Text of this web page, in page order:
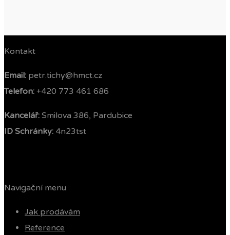
Kontakt
Email: petr.tichy@hmct.cz
Telefon: ‭ +420 773 461 686‬
Kancelář: Smilova 386, Pardubice
ID Schránky: 4n23tst
Navigační menu
Jak prodávám
Reference